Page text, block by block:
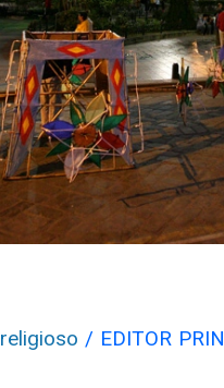
religioso / EDITOR